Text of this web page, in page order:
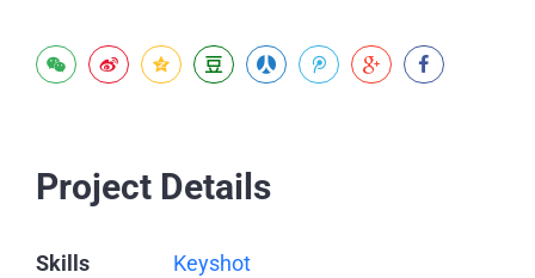
Project Details
Skills
Keyshot